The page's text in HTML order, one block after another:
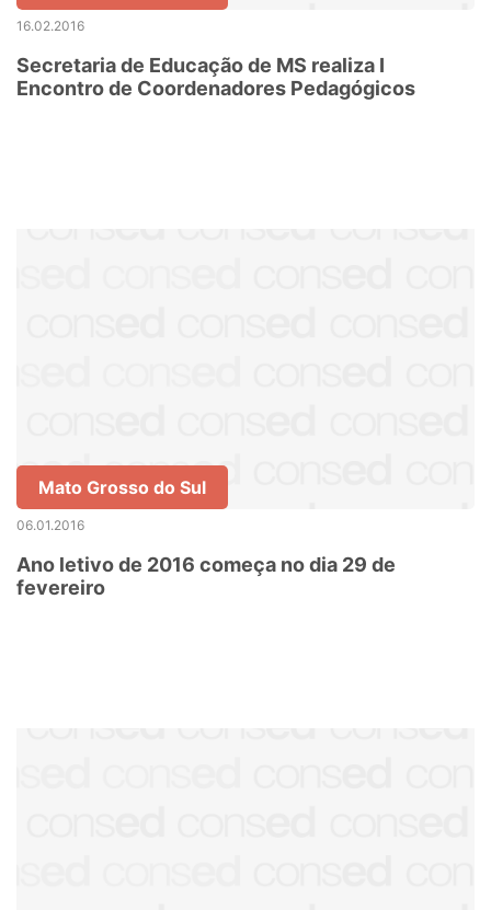
16.02.2016
Secretaria de Educação de MS realiza I
Encontro de Coordenadores Pedagógicos
Mato Grosso do Sul
06.01.2016
Ano letivo de 2016 começa no dia 29 de
fevereiro